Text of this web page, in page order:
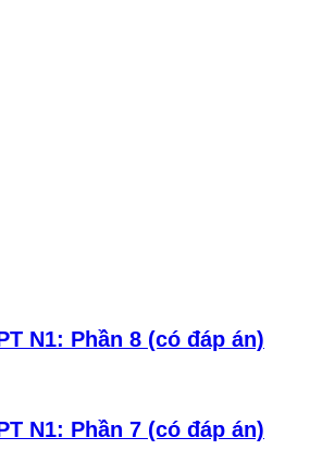
N1: Phần 8 (có đáp án)
N1: Phần 7 (có đáp án)